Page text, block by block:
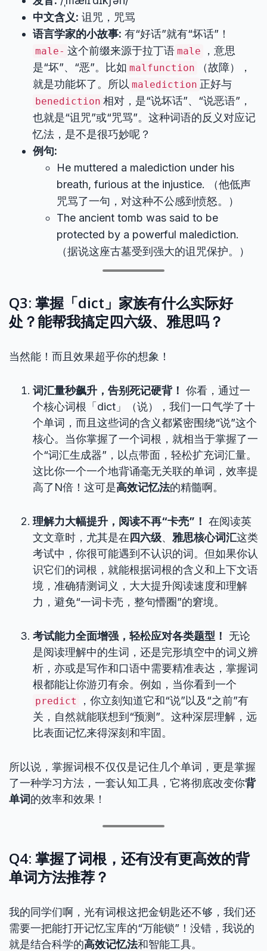
中文含义: 诅咒，咒骂
语言学家的小故事: 有“好话”就有“坏话”！
male- 这个前缀来源于拉丁语 male
，意思
是“坏”、“恶”。比如 malfunction
（故障），
就是功能坏了。所以 malediction 正好与
benediction 相对，是“说坏话”、“说恶语”，
也就是“诅咒”或“咒骂”。这种词语的反义对应记
忆法，是不是很巧妙呢？
例句:
He muttered a malediction under his
breath, furious at the injustice. （他低声
咒骂了一句，对这种不公感到愤怒。）
The ancient tomb was said to be
protected by a powerful malediction.
（据说这座古墓受到强大的诅咒保护。）
Q3: 掌握「dict」家族有什么实际好
处？能帮我搞定四六级、雅思吗？
当然能！而且效果超乎你的想象！
词汇量秒飙升，告别死记硬背！ 你看，通过一
个核心词根「dict」（说），我们一口气学了十
个单词，而且这些词的含义都紧密围绕“说”这个
核心。当你掌握了一个词根，就相当于掌握了一
个“词汇生成器”，以点带面，轻松扩充词汇量。
这比你一个一个地背诵毫无关联的单词，效率提
高了N倍！这可是高效记忆法的精髓啊。
理解力大幅提升，阅读不再“卡壳”！ 在阅读英
文文章时，尤其是在 四六级、 雅思核心词汇这类
考试中，你很可能遇到不认识的词。但如果你认
识它们的词根，就能根据词根的含义和上下文语
境，准确猜测词义，大大提升阅读速度和理解
力，避免“一词卡壳，整句懵圈”的窘境。
考试能力全面增强，轻松应对各类题型！
无论
是阅读理解中的生词，还是完形填空中的词义辨
析，亦或是写作和口语中需要精准表达，掌握词
根都能让你游刃有余。例如，当你看到一个
predict
，你立刻知道它和“说”以及“之前”有
关，自然就能联想到“预测”。这种深层理解，远
比表面记忆来得深刻和牢固。
所以说，掌握词根不仅仅是记住几个单词，更是掌握
了一种学习方法，一套认知工具，它将彻底改变你背
单词的效率和效果！
Q4: 掌握了词根，还有没有更高效的背
单词方法推荐？
我的同学们啊，光有词根这把金钥匙还不够，我们还
需要一把能打开记忆宝库的“万能锁”！没错，我说的
就是结合科学的高效记忆法和智能工具。